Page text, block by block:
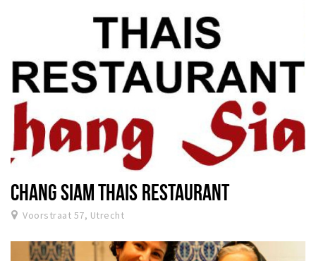
CHANG SIAM THAIS RESTAURANT
Voorstraat 57, Utrecht